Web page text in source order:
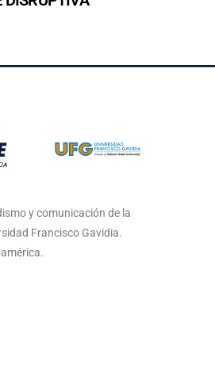
y comunicación de la
Francisco Gavidia.